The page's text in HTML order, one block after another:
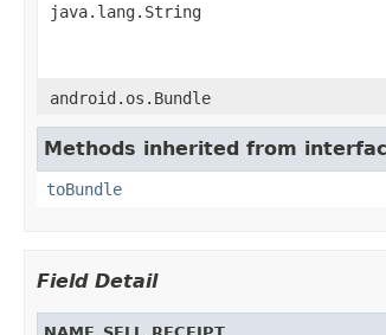
java.lang.String
android.os.Bundle
Methods inherited from
toBundle
Field Detail